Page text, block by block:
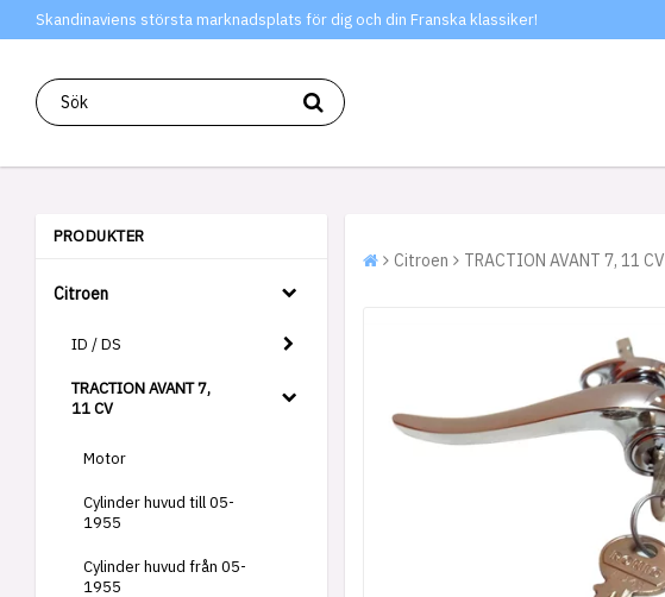
Skandinaviens största marknadsplats för dig och din Franska klassiker!
PRODUKTER
Citroen
ID / DS
TRACTION AVANT 7,
11 CV
Motor
Cylinder huvud till 05-
1955
Cylinder huvud från 05-
1955
Citroen TRACTION AVANT 7, 11 CV